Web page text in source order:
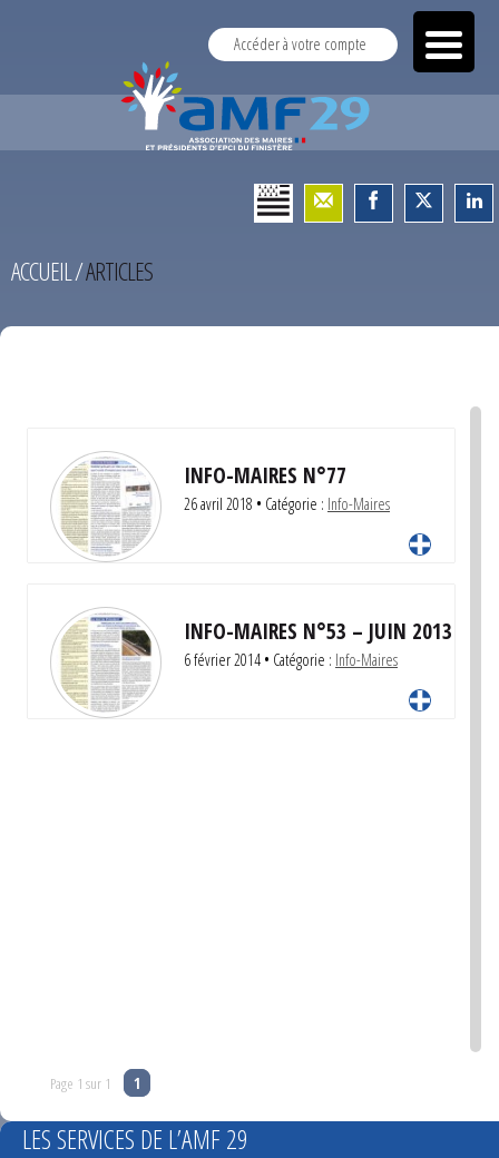
Accéder à votre compte
ACCUEIL/ARTICLES
INFO-MAIRES N°77
26 avril 2018 • Catégorie : Info-Maires
INFO-MAIRES N°53 – JUIN 2013
6 février 2014 • Catégorie : Info-Maires
Page 1 sur 1 1
LES SERVICES DE L’AMF 29